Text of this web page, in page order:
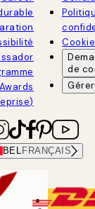
de
BEL FRANÇAIS